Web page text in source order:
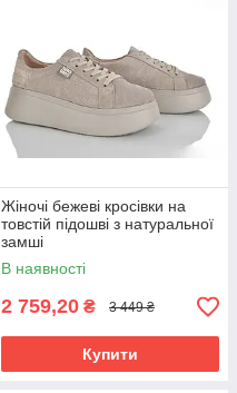
Жіночі бежеві кросівки на
товстій підошві з натуральної
замші
В наявності
2 759,20 ₴ 3 449 ₴
Купити